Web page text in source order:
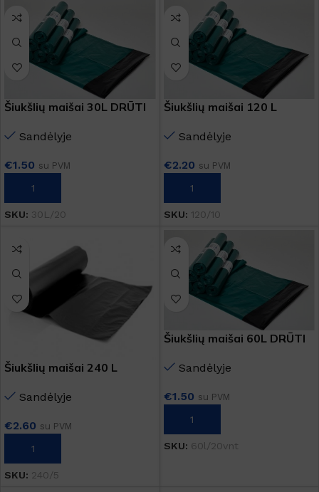
Šiukšlių maišai 30L DRŪTI
Sandėlyje
€1.50 su PVM
Į KREPŠELĮ
SKU: 30L/20
Šiukšlių maišai 120 L
Sandėlyje
€2.20 su PVM
Į KREPŠELĮ
SKU: 120/10
Šiukšlių maišai 240 L
Sandėlyje
€2.60 su PVM
Į KREPŠELĮ
SKU: 240/5
Šiukšlių maišai 60L DRŪTI
Sandėlyje
€1.50 su PVM
Į KREPŠELĮ
SKU: 60l/20vnt